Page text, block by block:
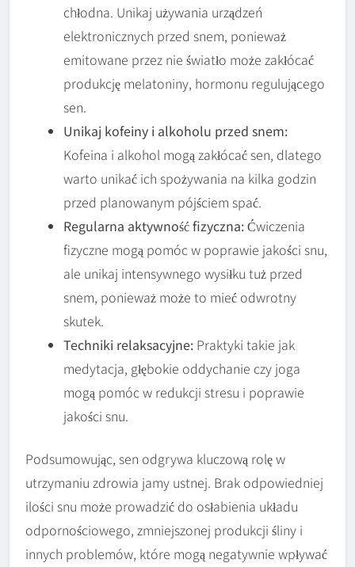
chłodna. Unikaj używania urządzeń
elektronicznych przed snem, ponieważ
emitowane przez nie światło może zakłócać
produkcję melatoniny, hormonu regulującego
sen.
Unikaj kofeiny i alkoholu przed snem:
Kofeina i alkohol mogą zakłócać sen, dlatego
warto unikać ich spożywania na kilka godzin
przed planowanym pójściem spać.
Regularna aktywność fizyczna:Ćwiczenia
fizyczne mogą pomóc w poprawie jakości snu,
ale unikaj intensywnego wysiłku tuż przed
snem, ponieważ może to mieć odwrotny
skutek.
Techniki relaksacyjne: Praktyki takie jak
medytacja, głębokie oddychanie czy joga
mogą pomóc w redukcji stresu i poprawie
jakości snu.
Podsumowując, sen odgrywa kluczową rolę w
utrzymaniu zdrowia jamy ustnej. Brak odpowiedniej
ilości snu może prowadzić do osłabienia układu
odpornościowego, zmniejszonej produkcji śliny i
innych problemów, które mogą negatywnie wpływać